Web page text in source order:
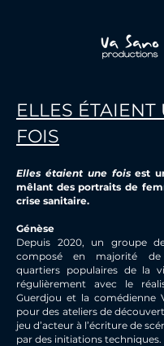
ELLES ÉTAIENT
FOIS
Elles étaient une fois est
mêlant des portraits de
crise sanitaire.
Génèse
Depuis 2020, un groupe
composé en majorité de
quartiers populaires de la
régulièrement avec le
Guerdjou et la comédienne
pour des ateliers de
jeu d’acteur à l’écriture de
par des initiations techniques.